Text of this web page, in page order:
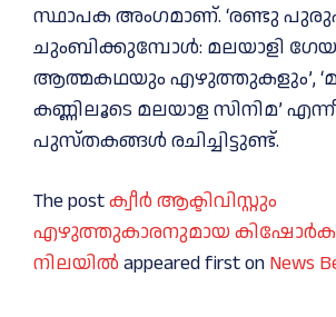
സ്ഥാപക അംഗമാണ്. ‘രണ്ടു
ചുംബിക്കുമ്പോൾ: മലയാളി
ആത്മകഥയും എഴുത്തുകളും’,
കണ്ണിലൂടെ മലയാള സിനിമ’
പുസ്തകങ്ങൾ രചിച്ചിട്ടുണ്ട്.
The postക്വീര്‍ ആക്ടിവിസ്റ്റും
എഴുത്തുകാരനുമായ
നിലയില്‍ appeared first on News